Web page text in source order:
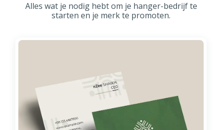
Alles wat je nodig hebt om je hanger-bedrijf te
starten en je merk te promoten.